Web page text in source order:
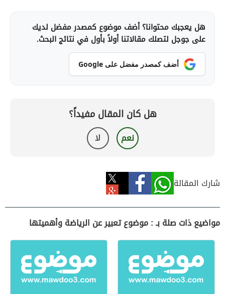
هل يعجبك محتوانا؟ أضف موضوع كمصدر مفضل لديك
على جوجل لتصلك مقالاتنا أولاً بأول في نتائج البحث.
أضف كمصدر مفضل على Google
هل كان المقال مفيداً؟
نعم لا
شارك المقالة
مواضيع ذات صلة بـ : موضوع تعبير عن الرياضة وأهميتها